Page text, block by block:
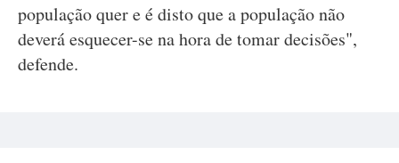
população quer e é disto que a população não
deverá esquecer-se na hora de tomar decisões",
defende.